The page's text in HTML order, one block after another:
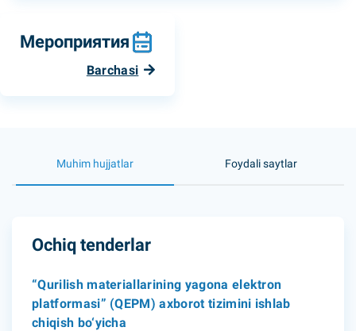
Мероприятия
Barchasi
Muhim hujjatlar Foydali saytlar
Ochiq tenderlar
“Qurilish materiallarining yagona elektron
platformasi” (QEPM) axborot tizimini ishlab
chiqish bo‘yicha